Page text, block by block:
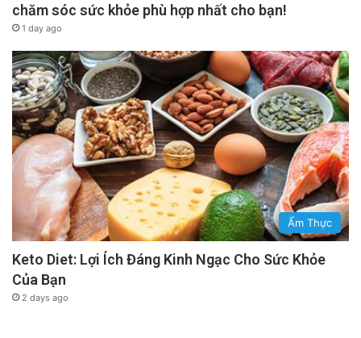
chăm sóc sức khỏe phù hợp nhất cho bạn!
1 day ago
Ẩm Thực
Keto Diet: Lợi Ích Đáng Kinh Ngạc Cho Sức Khỏe
Của Bạn
2 days ago